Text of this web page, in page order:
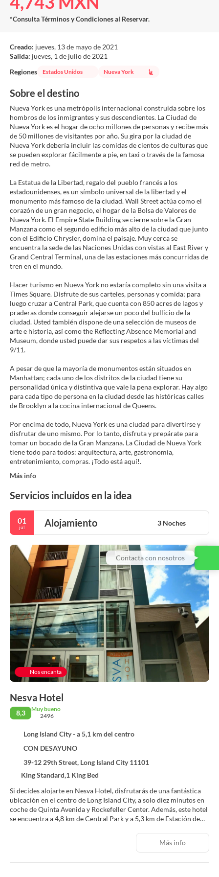
*Consulta Términos y Condiciones al Reservar.
Creado: jueves, 13 de mayo de 2021
Salida: jueves, 1 de julio de 2021
Regiones
Estados Unidos Nueva York
Sobre el destino
Nueva York es una metrópolis internacional construida sobre los
hombros de los inmigrantes y sus descendientes. La Ciudad de
Nueva York es el hogar de ocho millones de personas y recibe más
de 50 millones de visitantes por año. Su gira por la ciudad de
Nueva York debería incluir las comidas de cientos de culturas que
se pueden explorar fácilmente a pie, en taxi o través de la famosa
red de metro.
La Estatua de la Libertad, regalo del pueblo francés a los
estadounidenses, es un símbolo universal de la libertad y el
monumento más famoso de la ciudad. Wall Street actúa como el
corazón de un gran negocio, el hogar de la Bolsa de Valores de
Nueva York. El Empire State Building se cierne sobre la Gran
Manzana como el segundo edificio más alto de la ciudad que junto
con el Edificio Chrysler, domina el paisaje. Muy cerca se
encuentra la sede de las Naciones Unidas con vistas al East River y
Grand Central Terminal, una de las estaciones más concurridas de
tren en el mundo.
Hacer turismo en Nueva York no estaría completo sin una visita a
Times Square. Disfrute de sus carteles, personas y comida; para
luego cruzar a Central Park, que cuenta con 850 acres de lagos y
praderas donde conseguir alejarse un poco del bullicio de la
ciudad. Usted también dispone de una selección de museos de
arte e historia, así como the Reflecting Absence Memorial and
Museum, donde usted puede dar sus respetos a las víctimas del
9/11.
A pesar de que la mayoría de monumentos están situados en
Manhattan; cada uno de los distritos de la ciudad tiene su
personalidad única y distintiva que vale la pena explorar. Hay algo
para cada tipo de persona en la ciudad desde las históricas calles
de Brooklyn a la cocina internacional de Queens.
Por encima de todo, Nueva York es una ciudad para divertirse y
disfrutar de uno mismo. Por lo tanto, disfruta y prepárate para
tomar un bocado de la Gran Manzana. La Ciudad de Nueva York
tiene todo para todos: arquitectura, arte, gastronomía,
Más info
Servicios incluídos en la idea
01
jul Alojamiento 3 Noches
Nos encanta
Nesva Hotel
8,3
Muy bueno
2496
Long Island City - a 5,1 km del centro
CON DESAYUNO
39-12 29th Street, Long Island City 11101
King Standard,1 King Bed
Si decides alojarte en Nesva Hotel, disfrutarás de una fantástica
ubicación en el centro de Long Island City, a solo diez minutos en
coche de Quinta Avenida y Rockefeller Center. Además, este hotel
se encuentra a 4,8 km de Central Park y a 5,3 km de Estación de
Con jardín donde descansar y comodidades como conexión a
nada! Encontrarás además una televisión en la zona común, un
Más info
Contacta con nosotros